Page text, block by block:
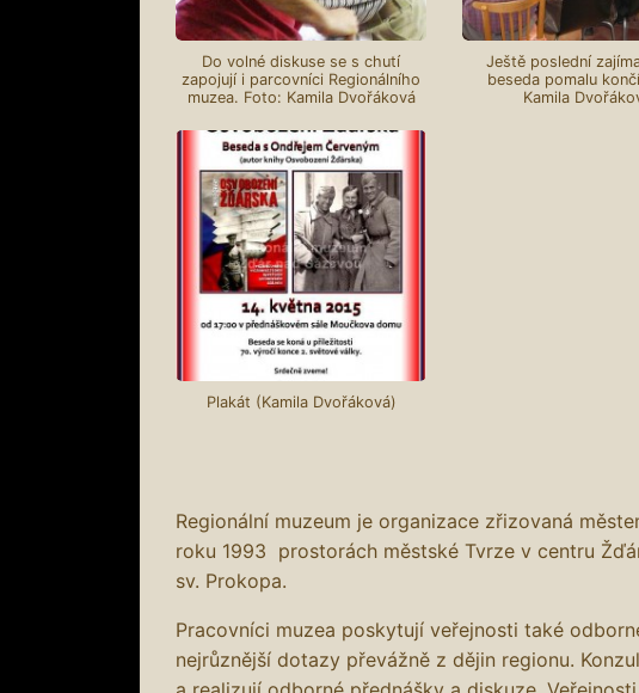
Do volné diskuse se s chutí
zapojují i parcovníci Regionálního
muzea. Foto: Kamila Dvořáková
Ještě poslední
beseda pomalu
Kamila
Plakát (Kamila Dvořáková)
Regionální muzeum je organizace zřizovaná
roku 1993 prostorách městské Tvrze v centru
sv. Prokopa.
Pracovníci muzea poskytují veřejnosti také
nejrůznější dotazy převážně z dějin regionu.